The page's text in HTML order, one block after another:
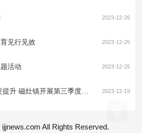
2023-12-26
见行见效 2023-12-25
活动 2023-12-25
走现场看实绩 共交流促提升 磁灶镇开展第三季度乡村振兴大比拼现场拉练活动 2023-12-19
All Rights Reserved.